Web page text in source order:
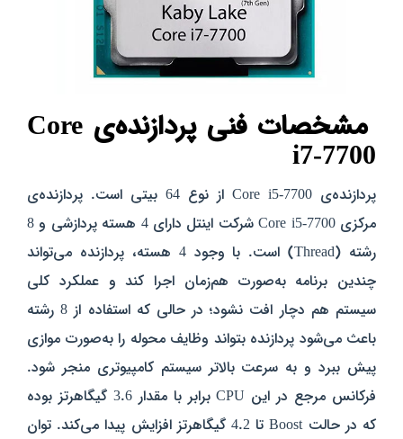
مشخصات فنی پردازنده‌ی Core
i7-7700
پردازنده‌ی Core i5-7700 از نوع 64 بیتی است. پردازنده‌ی
مرکزی Core i5-7700 شرکت اینتل دارای 4 هسته پردازشی و 8
رشته (Thread) است. با وجود 4 هسته، پردازنده می‌تواند
چندین برنامه به‌صورت هم‌زمان اجرا کند و عملکرد کلی
سیستم هم دچار افت نشود؛ در حالی که استفاده از 8 رشته
باعث می‌شود پردازنده بتواند وظایف محوله را به‌صورت موازی
پیش ببرد و به سرعت بالاتر سیستم کامپیوتری منجر شود.
فرکانس مرجع در این CPU برابر با مقدار 3.6 گیگاهرتز بوده
که در حالت Boost تا 4.2 گیگاهرتز افزایش پیدا می‌کند. توان